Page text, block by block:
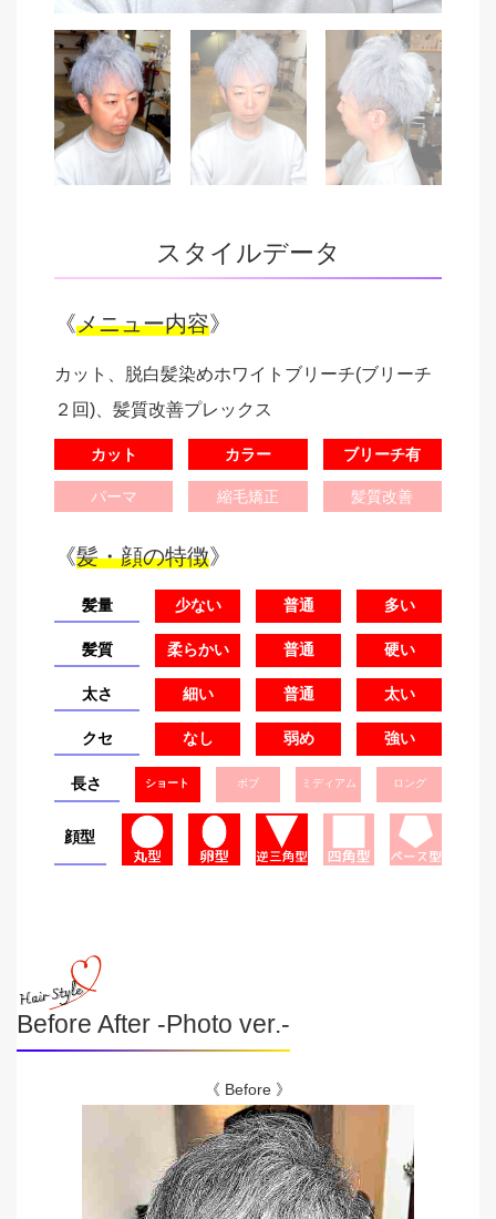
スタイルデータ
《メニュー内容》
カット、脱白髪染めホワイトブリーチ(ブリーチ
２回)、髪質改善プレックス
カット カラー ブリーチ有
パーマ 縮毛矯正 髪質改善
《髪・顔の特徴》
髪量 少ない 普通 多い
髪質 柔らかい 普通 硬い
太さ 細い 普通 太い
クセ なし 弱め 強い
長さ ショート ボブ ミディアム ロング
顔型
Before After -Photo ver.-
《 Before 》